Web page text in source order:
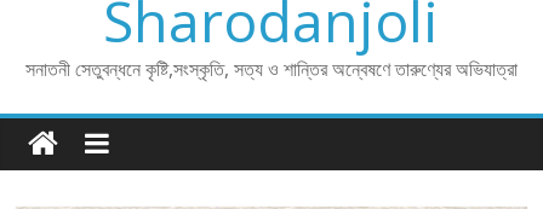
গীতা ফান্ডে ৫,০০০ টাকা অনুদান প্রদানের জন্য শ্রী বিজন ভৌমিকের প্রতি ধন্যবাদ জ্ঞাপন…
Sharodanjoli
সনাতনী সেতুবন্ধনে কৃষ্টি,সংস্কৃতি, সত্য ও শান্তির অন্বেষণে তারুণ্যের অভিযাত্রা